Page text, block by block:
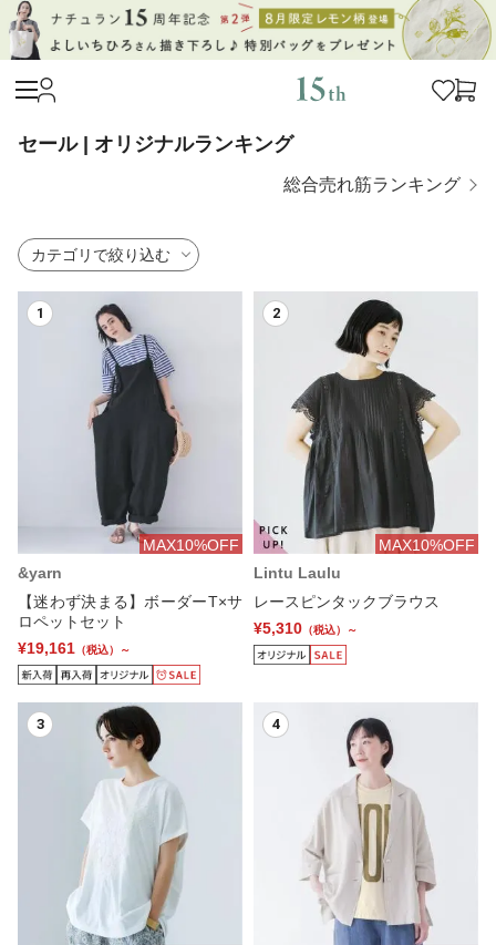
セール | オリジナルランキング
総合売れ筋ランキング
カテゴリで絞り込む
1
MAX10%OFF
&yarn
【迷わず決まる】ボーダーT×サ
ロペットセット
¥19,161 （税込）～
2
MAX10%OFF
Lintu Laulu
レースピンタックブラウス
¥5,310 （税込）～
3 4